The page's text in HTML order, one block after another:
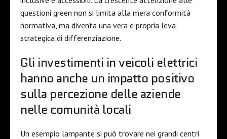
questioni green non si limita alla mera conformità
normativa, ma diventa una vera e propria leva
strategica di differenziazione.
Gli investimenti in veicoli elettrici
hanno anche un impatto positivo
sulla percezione delle aziende
nelle comunità locali
Un esempio lampante si può trovare nei grandi centri